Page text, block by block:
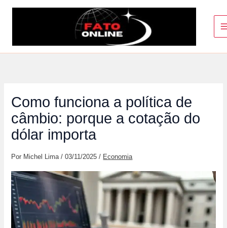
conteúdo
Como funciona a política de
câmbio: porque a cotação do
dólar importa
Por Michel Lima/03/11/2025/ Economia